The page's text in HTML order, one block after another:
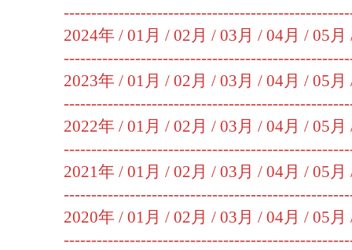
2024年 / 01月 / 02月 / 03月 / 04月 / 05月
2023年 / 01月 / 02月 / 03月 / 04月 / 05月
2022年 / 01月 / 02月 / 03月 / 04月 / 05月
2021年 / 01月 / 02月 / 03月 / 04月 / 05月
2020年 / 01月 / 02月 / 03月 / 04月 / 05月